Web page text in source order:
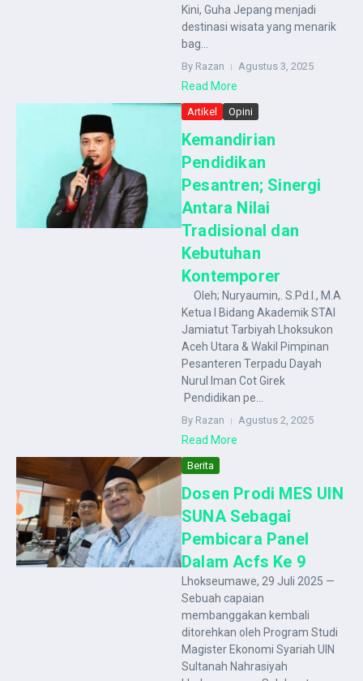
Kini, Guha Jepang menjadi
destinasi wisata yang menarik
bag...
By Razan Agustus 3, 2025
Read More
Artikel Opini
Kemandirian
Pendidikan
Pesantren; Sinergi
Antara Nilai
Tradisional dan
Kebutuhan
Kontemporer
Oleh; Nuryaumin,. S.Pd.I., M.A
Ketua I Bidang Akademik STAI
Jamiatut Tarbiyah Lhoksukon
Aceh Utara & Wakil Pimpinan
Pesanteren Terpadu Dayah
Nurul Iman Cot Girek
Pendidikan pe...
By Razan Agustus 2, 2025
Read More
Berita
Dosen Prodi MES UIN
SUNA Sebagai
Pembicara Panel
Dalam Acfs Ke 9
Lhokseumawe, 29 Juli 2025 —
Sebuah capaian
membanggakan kembali
ditorehkan oleh Program Studi
Magister Ekonomi Syariah UIN
Sultanah Nahrasiyah